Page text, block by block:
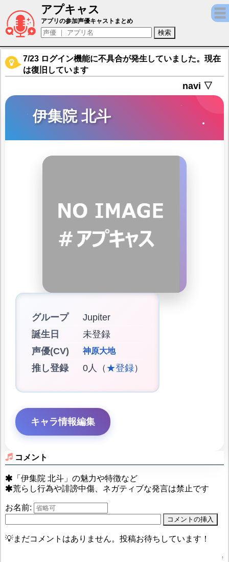
アプキャス
伊集院 北斗（声優：神原大地)【アイドルマ
アプリの参加声優キャストまとめ
7/23 ログイン機能に不具合が発生していました。現在
は復旧しています
navi ▽
伊集院 北斗
グループ
Jupiter
誕生日
未登録
声優(CV)
神原大地
推し登録 0人（ ★登録）
キャラ情報編集
コメント
「伊集院 北斗」の魅力や特徴など
荒らし行為や誹謗中傷、ネガティブな発言は禁止です
お名前:
💡まだコメントはありません。投稿お待ちしています！
↑